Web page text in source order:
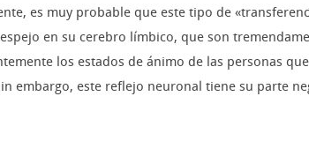
es muy probable que este tipo de
en su cerebro límbico, que son
los estados de ánimo de las personas
embargo, este reflejo neuronal tiene su parte